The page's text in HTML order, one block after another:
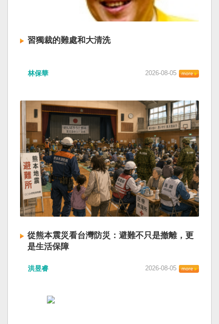
習獨裁的難處和大清洗
林保華 2026-08-05
從熊本震災看台灣防災：避難不只是撤離，更
是生活保障
洪昱睿 2026-08-05